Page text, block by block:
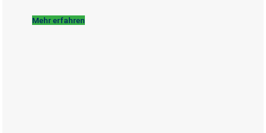
Mehr erfahren